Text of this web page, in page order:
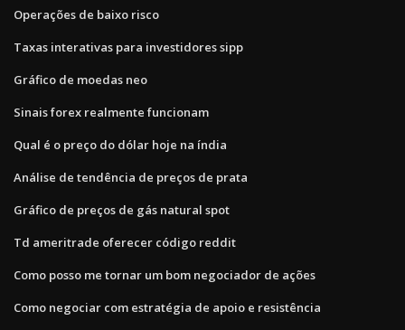
Operações de baixo risco
Taxas interativas para investidores sipp
Gráfico de moedas neo
Sinais forex realmente funcionam
Qual é o preço do dólar hoje na índia
Análise de tendência de preços de prata
Gráfico de preços de gás natural spot
Td ameritrade oferecer código reddit
Como posso me tornar um bom negociador de ações
Como negociar com estratégia de apoio e resistência